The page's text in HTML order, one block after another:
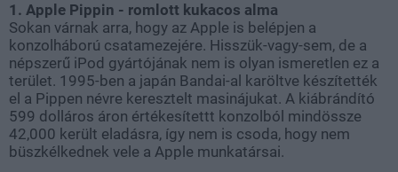
1. Apple Pippin - romlott kukacos alma
Sokan várnak arra, hogy az Apple is belépjen a
konzolháború csatamezejére. Hisszük-vagy-sem, de a
népszerű iPod gyártójának nem is olyan ismeretlen ez a
terület. 1995-ben a japán Bandai-al karöltve készítették
el a Pippen névre keresztelt masinájukat. A kiábrándító
599 dolláros áron értékesítettt konzolból mindössze
42,000 került eladásra, így nem is csoda, hogy nem
büszkélkednek vele a Apple munkatársai.